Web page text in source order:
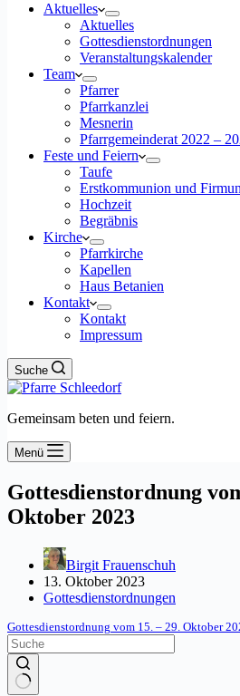
Aktuelles
Aktuelles
Gottesdienstordnungen
Veranstaltungskalender
Team
Pfarrer
Pfarrkanzlei
Mesnerin
Pfarrgemeinderat 2022 –
Feste und Feiern
Taufe
Erstkommunion und
Hochzeit
Begräbnis
Kirche
Pfarrkirche
Kapellen
Haus Betanien
Kontakt
Kontakt
Impressum
Suche
Gemeinsam beten und feiern.
Menü
Gottesdienstordnung
Oktober 2023
Birgit Frauenschuh
13. Oktober 2023
Gottesdienstordnungen
Gottesdienstordnung vom 15. – 29. Oktober